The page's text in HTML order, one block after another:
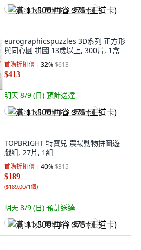
满 $1,500 再省 $75 (王道卡)
eurographicspuzzles 3D系列 正方形
與同心圓 拼圖 13歲以上, 300片, 1盒
首購折扣價 32%$613
$413
明天 8/9 (日) 預計送達
满 $1,500 再省 $75 (王道卡)
TOPBRIGHT 特寶兒 農場動物拼圖遊
戲組, 27片, 1組
首購折扣價 40%$315
$189
($189.00/1個)
明天 8/9 (日) 預計送達
满 $1,500 再省 $75 (王道卡)